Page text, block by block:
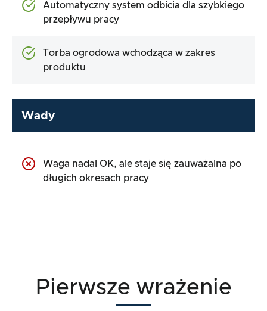
Automatyczny system odbicia dla szybkiego
przepływu pracy
Torba ogrodowa wchodząca w zakres
produktu
Wady
Waga nadal OK, ale staje się zauważalna po
długich okresach pracy
Pierwsze wrażenie